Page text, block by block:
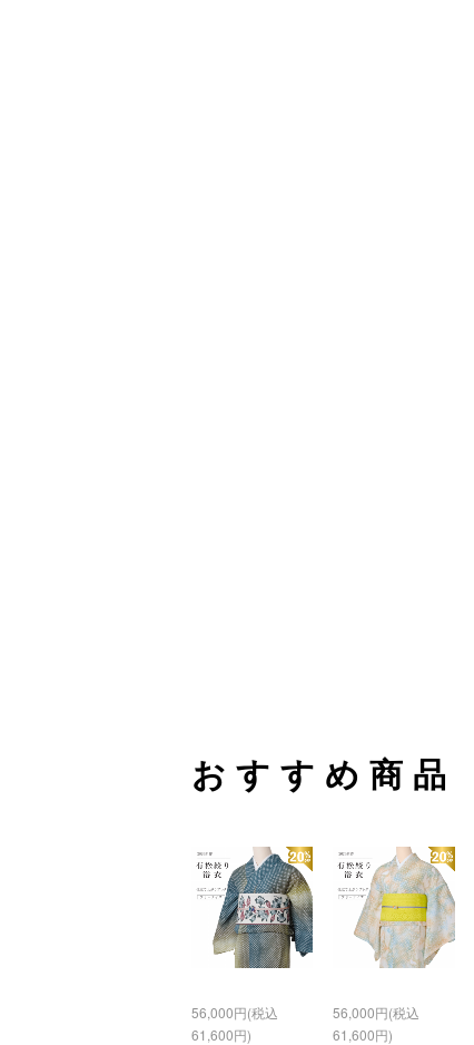
おすすめ商品
56,000円(税込
61,600円)
56,000円(税込
61,600円)